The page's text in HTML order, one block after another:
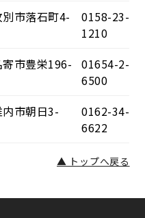
市落石町4-
0158-23-
1210
市豊栄196-
01654-2-
6500
市朝日3-
0162-34-
6622
▲ トップへ戻る